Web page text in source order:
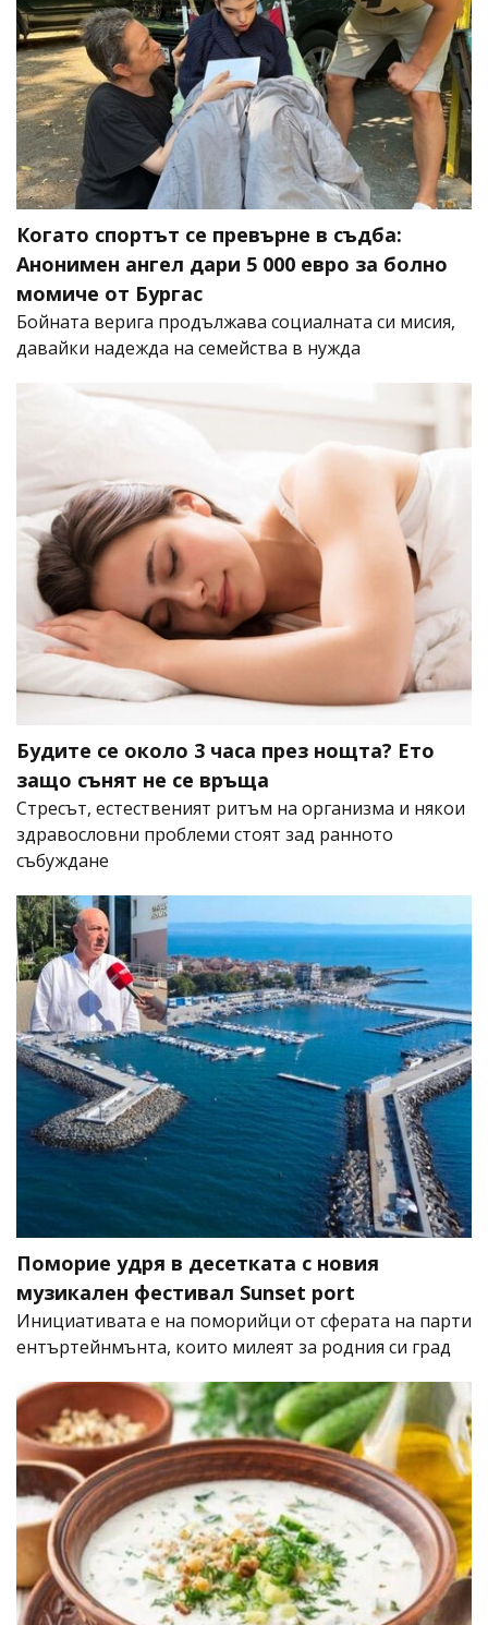
Когато спортът се превърне в съдба:
Анонимен ангел дари 5 000 евро за болно
момиче от Бургас
Бойната верига продължава социалната си мисия,
давайки надежда на семейства в нужда
Будите се около 3 часа през нощта? Ето
защо сънят не се връща
Стресът, естественият ритъм на организма и някои
здравословни проблеми стоят зад ранното
събуждане
Поморие удря в десетката с новия
музикален фестивал Sunset port
Инициативата е на поморийци от сферата на парти
ентъртейнмънта, които милеят за родния си град